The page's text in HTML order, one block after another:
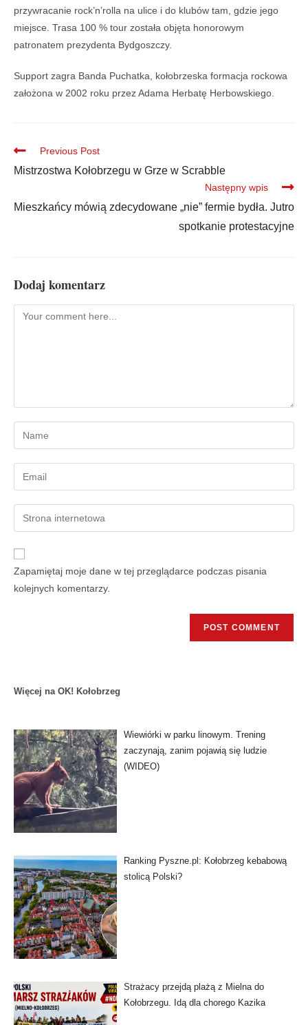
przywracanie rock’n’rolla na ulice i do klubów tam, gdzie jego
miejsce. Trasa 100 % tour została objęta honorowym
patronatem prezydenta Bydgoszczy.
Support zagra Banda Puchatka, kołobrzeska formacja rockowa
założona w 2002 roku przez Adama Herbatę Herbowskiego.
Previous Post
Mistrzostwa Kołobrzegu w Grze w Scrabble
Następny wpis
Mieszkańcy mówią zdecydowane „nie” fermie bydła. Jutro
spotkanie protestacyjne
Dodaj komentarz
Zapamiętaj moje dane w tej przeglądarce podczas pisania
kolejnych komentarzy.
Więcej na OK! Kołobrzeg
Wiewiórki w parku linowym. Trening
zaczynają, zanim pojawią się ludzie
(WIDEO)
Ranking Pyszne.pl: Kołobrzeg kebabową
stolicą Polski?
Strażacy przejdą plażą z Mielna do
Kołobrzegu. Idą dla chorego Kazika